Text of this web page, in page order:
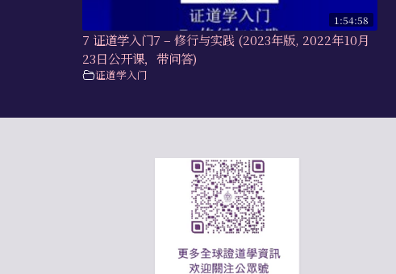
1:54:58
7 证道学入门7 – 修行与实践 (2023年版, 2022年10月
23日公开课，带问答)
证道学入门